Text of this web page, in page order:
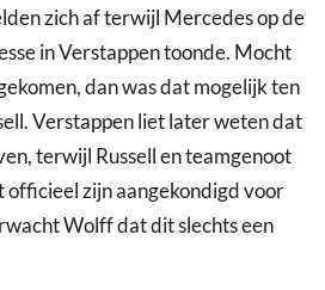
zich af terwijl Mercedes op de
in Verstappen toonde. Mocht
dan was dat mogelijk ten
Verstappen liet later weten dat
terwijl Russell en teamgenoot
officieel zijn aangekondigd voor
Wolff dat dit slechts een